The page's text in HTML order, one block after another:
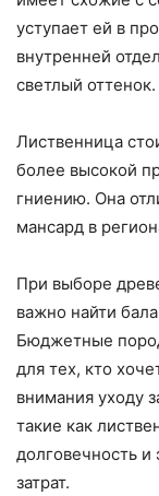
уступает ей в
внутренней
светлый оттенок.
Лиственница
более высокой
гниению. Она
мансард в
При выборе
важно найти
Бюджетные
для тех, кто
внимания уходу
такие как
долговечность и
затрат.